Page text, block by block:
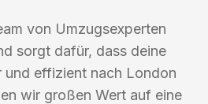
von Umzugsexperten
sorgt dafür, dass deine
und effizient nach London
wir großen Wert auf eine